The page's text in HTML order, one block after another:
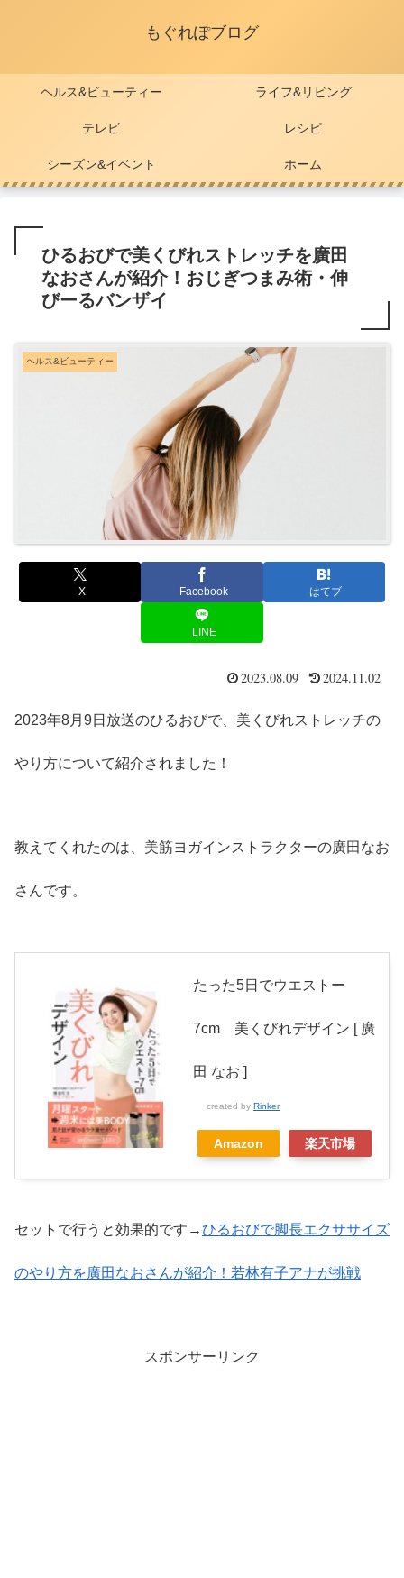
もぐれぽブログ
ヘルス&ビューティー ライフ&リビング
テレビ レシピ
シーズン&イベント ホーム
ひるおびで美くびれストレッチを廣田
なおさんが紹介！おじぎつまみ術・伸
びーるバンザイ
ヘルス&ビューティー
X Facebook はてブ
LINE
2023.08.09 2024.11.02
2023年8月9日放送のひるおびで、美くびれストレッチの
やり方について紹介されました！
教えてくれたのは、美筋ヨガインストラクターの廣田なお
さんです。
たった5日でウエストー
7cm 美くびれデザイン [ 廣
田 なお ]
created by Rinker
Amazon 楽天市場
セットで行うと効果的です→ひるおびで脚長エクササイズ
のやり方を廣田なおさんが紹介！若林有子アナが挑戦
スポンサーリンク